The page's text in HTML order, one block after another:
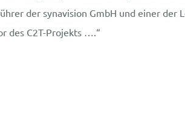
der synavision GmbH und einer der
des C2T-Projekts ….“